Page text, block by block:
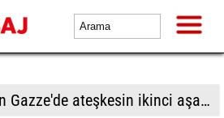
kıskaçta